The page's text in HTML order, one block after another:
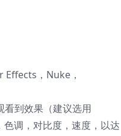
，Nuke，
看到效果（建议选用
调，对比度，速度，以达